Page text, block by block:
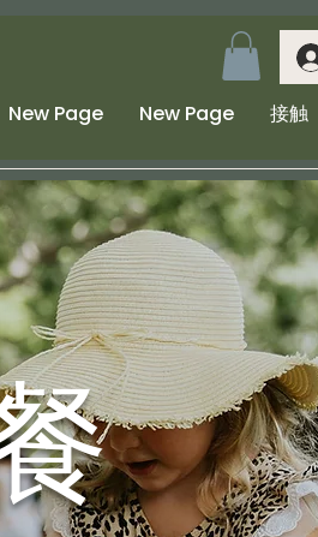
New Page New Page 接触